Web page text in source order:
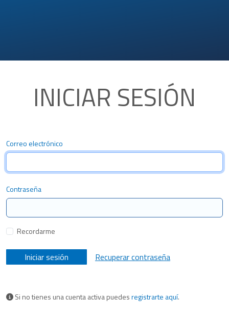
INICIAR SESIÓN
Correo electrónico
Contraseña
Recordarme
Iniciar sesión Recuperar contraseña
Si no tienes una cuenta activa puedesregistrarte aquí.